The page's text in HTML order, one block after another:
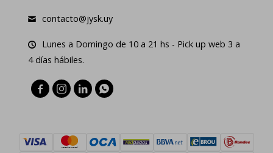
contacto@jysk.uy
Lunes a Domingo de 10 a 21 hs - Pick up web 3 a
4 días hábiles.
   